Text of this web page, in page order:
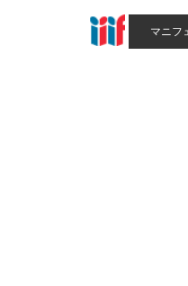
マニフ